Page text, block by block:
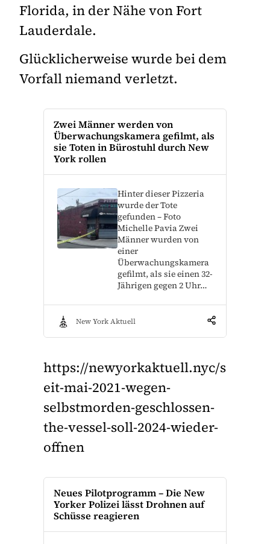
Florida, in der Nähe von Fort
Lauderdale.
Glücklicherweise wurde bei dem
Vorfall niemand verletzt.
Zwei Männer werden von
Überwachungskamera gefilmt, als
sie Toten in Bürostuhl durch New
York rollen
Hinter dieser Pizzeria
wurde der Tote
gefunden – Foto
Michelle Pavia Zwei
Männer wurden von
einer
Überwachungskamera
gefilmt, als sie einen 32-
Jährigen gegen 2 Uhr…
New York Aktuell
https://newyorkaktuell.nyc/s
eit-mai-2021-wegen-
selbstmorden-geschlossen-
the-vessel-soll-2024-wieder-
offnen
Neues Pilotprogramm – Die New
Yorker Polizei lässt Drohnen auf
Schüsse reagieren